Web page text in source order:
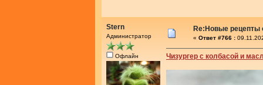
Stern
Администратор
Офлайн
Re:Новые рецепты
« Ответ #766 :
Чизургер с колбасой и